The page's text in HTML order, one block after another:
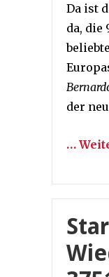
Da ist
da, die
der
…